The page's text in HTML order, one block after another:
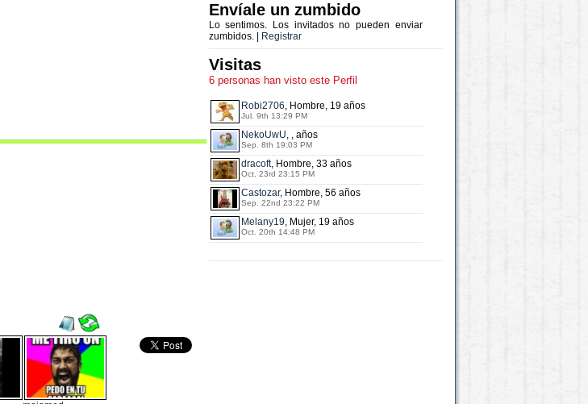
Envíale un zumbido
Lo sentimos. Los invitados no pueden enviar
zumbidos. |
Registrar
Visitas
6 personas han visto este Perfil
Robi2706, Hombre, 19 años
Jul. 9th 13:29 PM
NekoUwU, , años
Sep. 8th 19:03 PM
dracoft, Hombre, 33 años
Oct. 23rd 23:15 PM
Castozar, Hombre, 56 años
Sep. 22nd 23:22 PM
Melany19, Mujer, 19 años
Oct. 20th 14:48 PM